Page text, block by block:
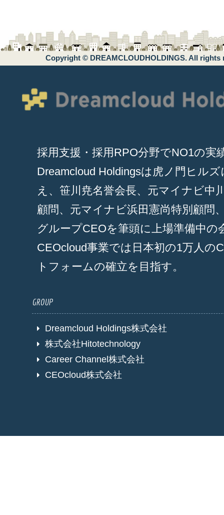
Copyright © DREAMCLOUDHOLDINGS. All rights
採用支援・採用RPO分野でNO1の実
Dreamcloud Holdingsは虎ノ門ヒル
え、笹川尭名誉会長、元マイナビ中
顧問、元マイナビ浜田憲尚特別顧問
グループCEOを筆頭に上場準備中の
CEOcloud事業では日本初の1万人の
トフォームの確立を目指す。
GROUP
Dreamcloud Holdings株式会社
株式会社Hitotechnology
Career Channel株式会社
CEOcloud株式会社